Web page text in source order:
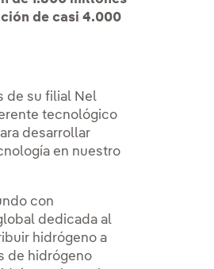
de casi 4.000
de su filial Nel
tecnológico
desarrollar
en nuestro
con
dedicada al
hidrógeno a
de hidrógeno